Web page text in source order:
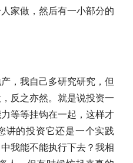
家做，然后有一小部分的
，我自己多研究研究，但
反之亦然。就是说投资一
等等挂钩在一起，这样才
讲的投资它还是一个实践
我能不能执行下去？我相